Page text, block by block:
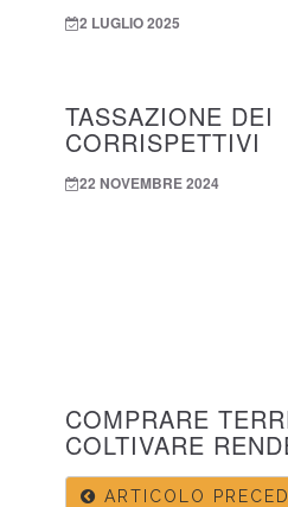
2 LUGLIO 2025
TASSAZIONE DEI
CORRISPETTIVI
22 NOVEMBRE 2024
COMPRARE
COLTIVARE
ARTICOLO